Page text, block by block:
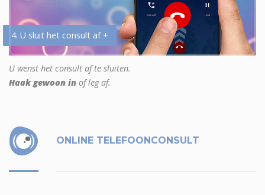
4. U sluit het consult af +
U wenst het consult af te sluiten.
Haak gewoon in of leg af.
ONLINE TELEFOONCONSULT